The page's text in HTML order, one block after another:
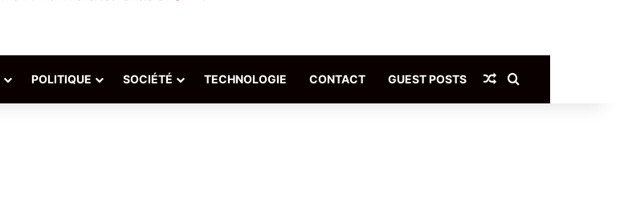
POLITIQUE SOCIÉTÉ TECHNOLOGIE CONTACT GUEST POSTS Article Aléatoire